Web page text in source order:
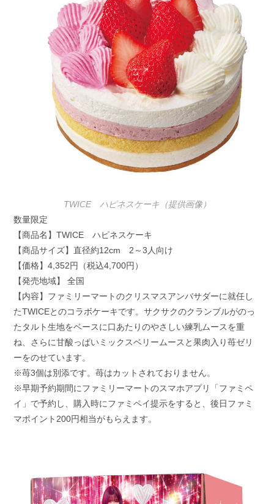
TWICE ハピネスケーキ（提供画像）
数量限定
【商品名】TWICE ハピネスケーキ
【商品サイズ】直径約12cm 2～3人向け
【価格】4,352円（税込4,700円）
【発売地域】 全国
【内容】ファミリーマートのクリスマスアンバサダーに就任し
たTWICEとのコラボケーキです。サクサクのクランブルがのっ
たタルト生地をベースに口あたりのやさしい練乳ムースを重
ね、さらに甘酸っぱいミックスベリームースと果肉入り苺ゼリ
ーをのせています。
※苺3個は別添です。苺はカットされておりません。
※早期予約期間にファミリーマートのスマホアプリ「ファミペ
イ」で予約し、購入時にファミペイ提示をすると、後日ファミ
マポイント200円相当がもらえます。